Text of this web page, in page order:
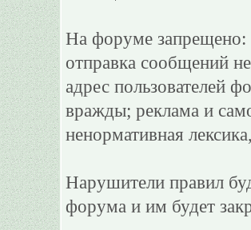
На форуме запрещено:
отправка сообщений
адрес пользователей
вражды; реклама и
ненормативная
Нарушители правил
форума и им будет